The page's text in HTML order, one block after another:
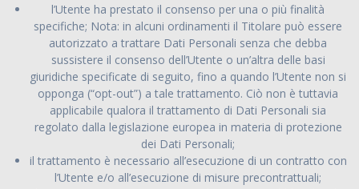
l’Utente ha prestato il consenso per una o più finalità
specifiche; Nota: in alcuni ordinamenti il Titolare può essere
autorizzato a trattare Dati Personali senza che debba
sussistere il consenso dell’Utente o un’altra delle basi
giuridiche specificate di seguito, fino a quando l’Utente non si
opponga (“opt-out”) a tale trattamento. Ciò non è tuttavia
applicabile qualora il trattamento di Dati Personali sia
regolato dalla legislazione europea in materia di protezione
dei Dati Personali;
il trattamento è necessario all’esecuzione di un contratto con
l’Utente e/o all’esecuzione di misure precontrattuali;